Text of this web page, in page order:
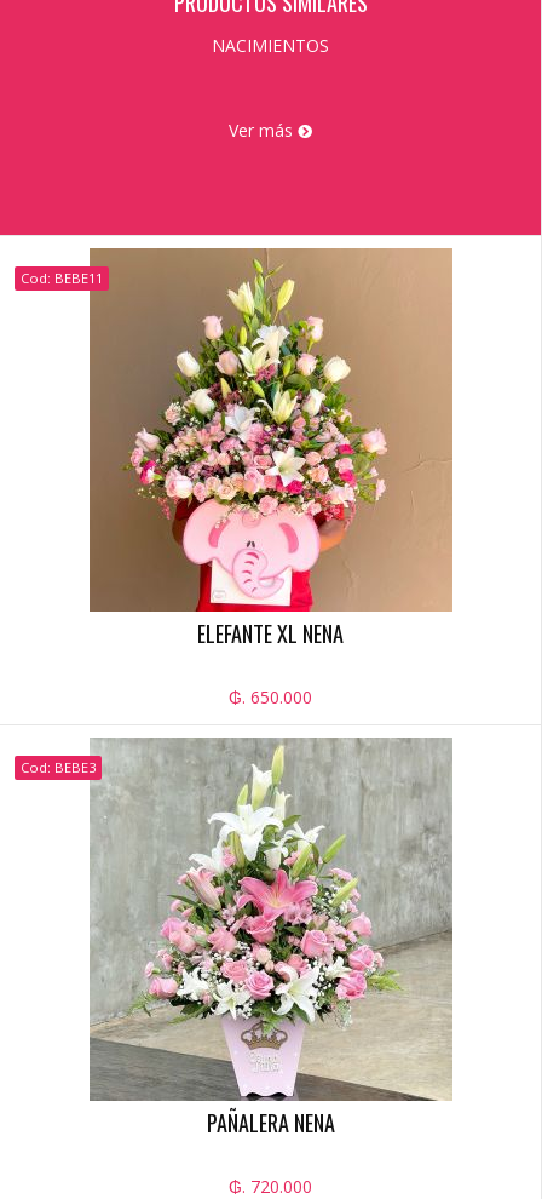
NACIMIENTOS
Ver más
Cod: BEBE11
ELEFANTE XL NENA
₲. 650.000
Cod: BEBE3
PAÑALERA NENA
₲. 720.000